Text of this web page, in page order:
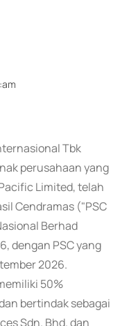
Tbk
perusahaan yang
Limited, telah
Cendramas ("PSC
Berhad
dengan PSC yang
2026.
50%
bertindak sebagai
Sdn. Bhd. dan